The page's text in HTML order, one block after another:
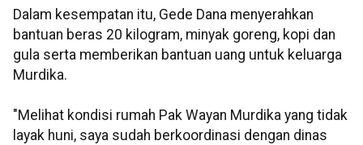
Dalam kesempatan itu, Gede Dana menyerahkan
bantuan beras 20 kilogram, minyak goreng, kopi dan
gula serta memberikan bantuan uang untuk keluarga
Murdika.
"Melihat kondisi rumah Pak Wayan Murdika yang tidak
layak huni, saya sudah berkoordinasi dengan dinas